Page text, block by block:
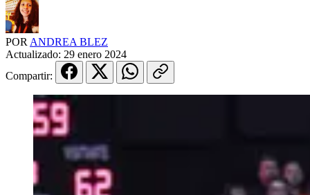
POR ANDREA BLEZ
Actualizado: 29 enero 2024
Compartir: